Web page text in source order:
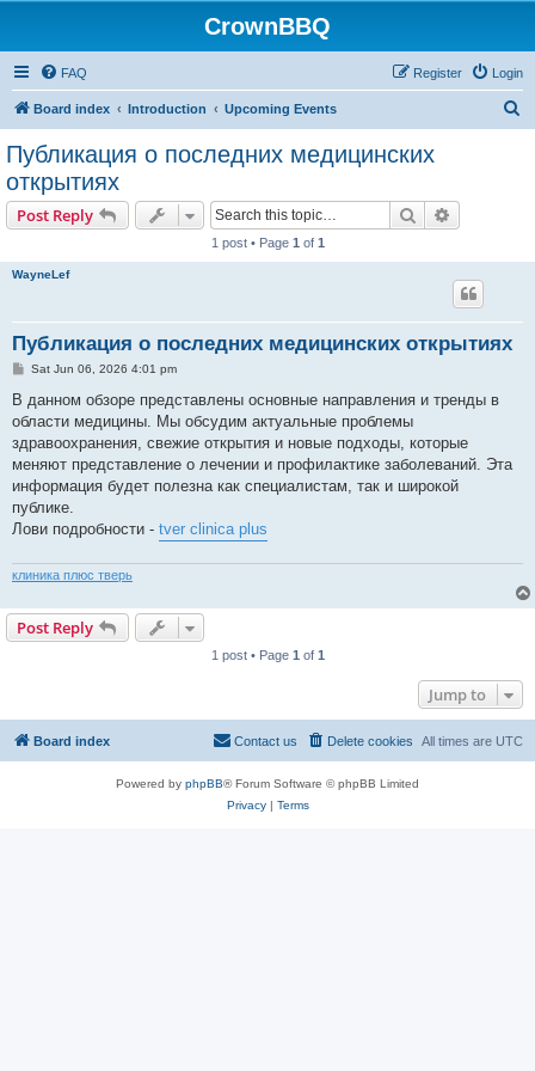
CrownBBQ
FAQ Login
Register
Board index Introduction Upcoming Events
Публикация о последних медицинских
открытиях
Post Reply Search
1 post • Page 1 of 1
WayneLef
Публикация о последних медицинских открытиях
P
s
t
Sat Jun 06, 2026 4:01 pm
В данном обзоре представлены основные направления и тренды в
области медицины. Мы обсудим актуальные проблемы
здравоохранения, свежие открытия и новые подходы, которые
меняют представление о лечении и профилактике заболеваний. Эта
информация будет полезна как специалистам, так и широкой
публике.
Лови подробности - tver clinica plus
клиника плюс тверь
Post Reply
1 post • Page 1 of 1
Jump to
Board index All times are UTC
Delete cookies
Contact us
Powered by phpBB® Forum Software © phpBB Limited
Privacy| Terms